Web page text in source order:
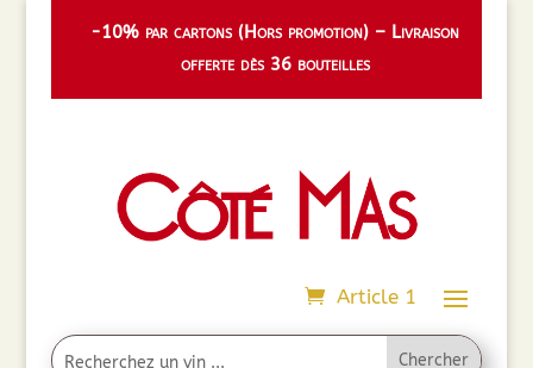
-10% par cartons (Hors promotion) – Livraison
offerte dès 36 bouteilles
Article 1